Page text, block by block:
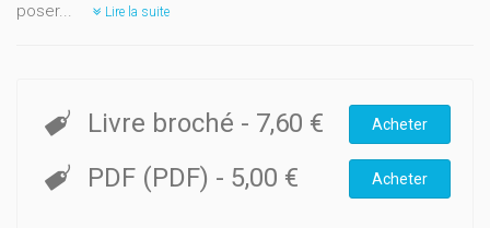
poser...
Lire la suite
Livre broché - 7,60 € Acheter
PDF (PDF) - 5,00 € Acheter